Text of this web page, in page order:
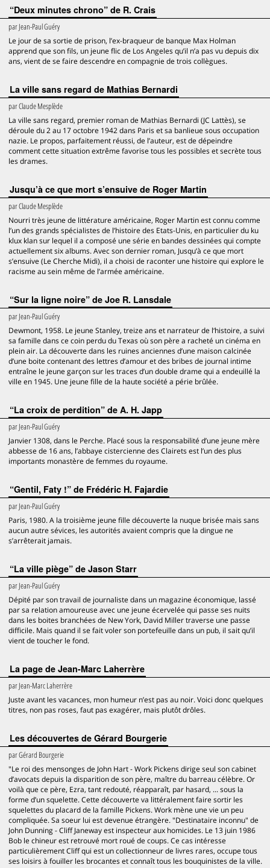
“Deux minutes chrono” de R. Crais
parJean-Paul Guéry
Le jour de sa sortie de prison, l’ex-braqueur de banque Max Holman
apprend que son fils, un jeune flic de Los Angeles qu’il n’a pas vu depuis dix
ans, vient de se faire descendre en compagnie de trois collègues.
La ville sans regard de Mathias Bernardi
parClaude Mesplède
La ville sans regard, premier roman de Mathias Bernardi (JC Lattès), se
déroule du 2 au 17 octobre 1942 dans Paris et sa banlieue sous occupation
nazie. Le propos, parfaitement réussi, de l’auteur, est de dépeindre
comment cette situation extrême favorise tous les possibles et secrète tous
les drames.
Jusqu’à ce que mort s’ensuive de Roger Martin
parClaude Mesplède
Nourri très jeune de littérature américaine, Roger Martin est connu comme
l’un des grands spécialistes de l’histoire des Etats-Unis, en particulier du ku
klux klan sur lequel il a composé une série en bandes dessinées qui compte
actuellement six albums. Avec son dernier roman, Jusqu’à ce que mort
s’ensuive (Le Cherche Midi), il a choisi de raconter une histoire qui explore le
racisme au sein même de l’armée américaine.
“Sur la ligne noire” de Joe R. Lansdale
parJean-Paul Guéry
Dewmont, 1958. Le jeune Stanley, treize ans et narrateur de l‘histoire, a suivi
sa famille dans ce coin perdu du Texas où son père a racheté un cinéma en
plein air. La découverte dans les ruines anciennes d’une maison calcinée
d’une boite contenant des lettres d’amour et des bribes de journal intime
entraîne le jeune garçon sur les traces d’un double drame qui a endeuillé la
ville en 1945. Une jeune fille de la haute société a périe brûlée.
“La croix de perdition” de A. H. Japp
parJean-Paul Guéry
Janvier 1308, dans le Perche. Placé sous la responsabilité d’une jeune mère
abbesse de 16 ans, l’abbaye cistercienne des Clairets est l’un des plus
importants monastère de femmes du royaume.
“Gentil, Faty !” de Frédéric H. Fajardie
parJean-Paul Guéry
Paris, 1980. A la troisième jeune fille découverte la nuque brisée mais sans
aucun autre sévices, les autorités avaient compris que la dingue ne
s’arrêterait jamais.
“La ville piège” de Jason Starr
parJean-Paul Guéry
Dépité par son travail de journaliste dans un magazine économique, lassé
par sa relation amoureuse avec une jeune écervelée qui passe ses nuits
dans les boites branchées de New York, David Miller traverse une passe
difficile. Mais quand il se fait voler son portefeuille dans un pub, il sait qu’il
vient de toucher le fond.
La page de Jean-Marc Laherrère
parJean-Marc Laherrère
Juste avant les vacances, mon humeur n’est pas au noir. Voici donc quelques
titres, non pas roses, faut pas exagérer, mais plutôt drôles.
Les découvertes de Gérard Bourgerie
parGérard Bourgerie
"Le roi des mensonges de John Hart - Work Pickens dirige seul son cabinet
d’avocats depuis la disparition de son père, maître du barreau célèbre. Or
voilà que ce père, Ezra, tant redouté, réapparaît, par hasard, ... sous la
forme d’un squelette. Cette découverte va littéralement faire sortir les
squelettes du placard de la famille Pickens. Work mène une vie un peu
compliquée. Sa soeur lui est devenue étrangère. "Destinataire inconnu" de
John Dunning - Cliff Janeway est inspecteur aux homicides. Le 13 juin 1986
Bob le chineur est retrouvé mort roué de coups. Ce cas intéresse
particulièrement Cliff qui est un collectionneur de livres rares, occupe tous
ses loisirs à fouiller les brocantes et connaît tous les bouquinistes de la ville.